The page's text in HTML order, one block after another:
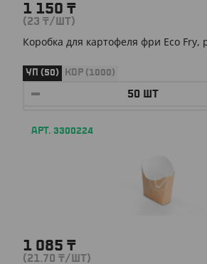
1 150 ₸
(23 ₸/ШТ)
Коробка для картофеля фри Eco Fry,
УП (50) КОР (1000)
АРТ. 3300224
1 085 ₸
(21.70 ₸/ШТ)